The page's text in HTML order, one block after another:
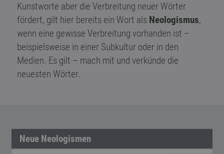
Kunstworte aber die Verbreitung neuer Wörter
fördert, gilt hier bereits ein Wort als Neologismus,
wenn eine gewisse Verbreitung vorhanden ist –
beispielsweise in einer Subkultur oder in den
Medien. Es gilt – mach mit und verkünde die
neuesten Wörter.
Neue Neologismen